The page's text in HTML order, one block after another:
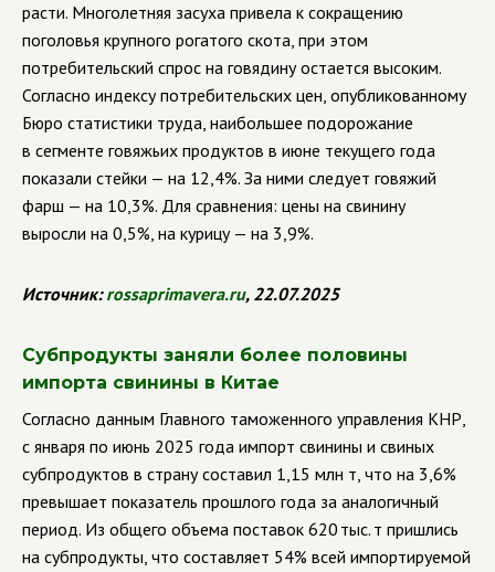
расти. Многолетняя засуха привела к сокращению
поголовья крупного рогатого скота, при этом
потребительский спрос на говядину остается высоким.
Согласно индексу потребительских цен, опубликованному
Бюро статистики труда, наибольшее подорожание
в сегменте говяжьих продуктов в июне текущего года
показали стейки — на 12,4%. За ними следует говяжий
фарш — на 10,3%. Для сравнения: цены на свинину
выросли на 0,5%, на курицу — на 3,9%.
Источник:rossaprimavera.ru, 22.07.2025
Субпродукты заняли более половины
импорта свинины в Китае
Согласно данным Главного таможенного управления КНР,
с января по июнь 2025 года импорт свинины и свиных
субпродуктов в страну составил 1,15 млн т, что на 3,6%
превышает показатель прошлого года за аналогичный
период. Из общего объема поставок 620 тыс. т пришлись
на субпродукты, что составляет 54% всей импортируемой